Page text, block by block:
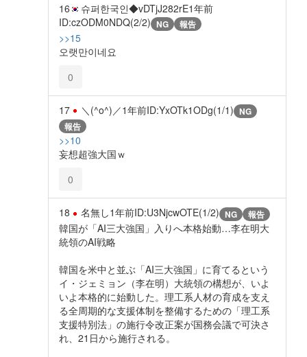
16 슈퍼한국인◆vDTjJ282rE1年前
ID:czODM0NDQ(2/2) NG 報告
>>15
오랫만이네요
0
17 ＼(^o^)／1年前ID:YxOTk1ODg(1/1) NG
報告
>>10
妄想超強大国ｗ
0
18 名無し1年前ID:U3NjcwOTE(1/2) NG 報告
韓国が「AI三大強国」入りへ本格始動…李在明大
統領のAI戦略
韓国を米中と並ぶ「AI三大強国」に育てるという
イ・ジェミョン（李在明）大統領の構想が、いよ
いよ本格的に始動した。理工系人材の育成を支え
る全周期的な支援体制を整備するための「理工系
支援特別法」の施行令改正案が国務会議で可決さ
れ、21日から施行される。